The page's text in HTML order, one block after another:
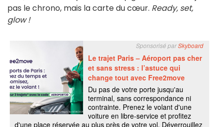
pas le chrono, mais la carte du cœur. Ready, set,
glow !